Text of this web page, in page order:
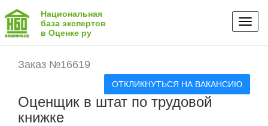
Национальная
база экспертов
в Оценке ру
Заказ №16619
ОТКЛИКНУТЬСЯ НА ВАКАНСИЮ
Оценщик в штат по трудовой
книжке